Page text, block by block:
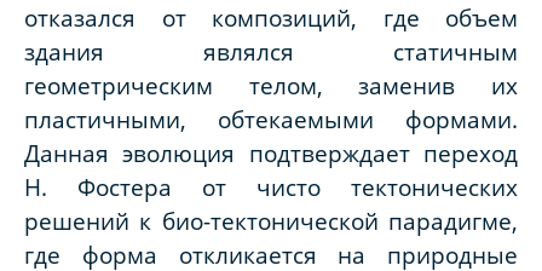
отказался от композиций, где объем
здания являлся статичным
геометрическим телом, заменив их
пластичными, обтекаемыми формами.
Данная эволюция подтверждает переход
Н. Фостера от чисто тектонических
решений к био-тектонической парадигме,
где форма откликается на природные